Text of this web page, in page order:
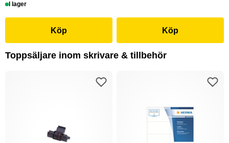
I lager
Köp Köp
Toppsäljare inom skrivare & tillbehör